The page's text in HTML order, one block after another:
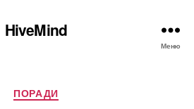
HiveMind
Меню
Категорії
ПОРАДИ